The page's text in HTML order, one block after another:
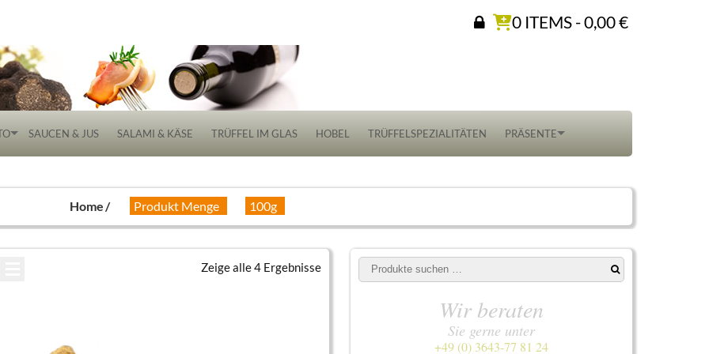
0 ITEMS -0,00€
SAUCEN & JUS SALAMI & KÄSE TRÜFFEL IM GLAS HOBEL TRÜFFELSPEZIALITÄTEN PRÄSENTE
Home Produkt Menge 100g
Zeige alle4 Ergebnisse
Suchen
Wir beraten
Sie gerne unter
+49 (0) 3643-77 81 24